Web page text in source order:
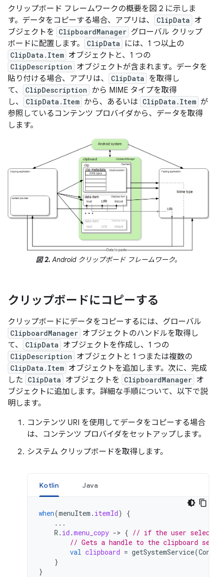
クリップボード フレームワークの概要を図 2 に示しま
す。データをコピーする場合、アプリは、
ClipData オ
ブジェクトを
ClipboardManager グローバル クリップ
ボードに配置します。
ClipData には、1 つ以上の
ClipData.Item オブジェクトと、1 つの
ClipDescription オブジェクトが含まれます。データを
貼り付ける場合、アプリは、
ClipData を取得し
て、
ClipDescription から MIME タイプを取得
し、
ClipData.Item から、あるいは ClipData.Item が
参照しているコンテンツ プロバイダから、データを取得
します。
図 2. Android クリップボード フレームワーク。
クリップボードにコピーする
クリップボードにデータをコピーするには、グローバル
ClipboardManager オブジェクトのハンドルを取得し
て、
ClipData オブジェクトを作成し、1 つの
ClipDescription オブジェクトと 1 つまたは複数の
ClipData.Item オブジェクトを追加します。次に、完成
した ClipData オブジェクトを ClipboardManager オ
ブジェクトに追加します。詳細な手順について、以下で説
明します。
コンテンツ URI を使用してデータをコピーする場合
は、コンテンツ プロバイダをセットアップします。
システム クリップボードを取得します。
Kotlin Java
when(menuItem . itemId)
{
...
R . id .menu_copy -> { // if the user selects
// Gets a handle to the clipboard
val clipboard = getSystemService(
}
}